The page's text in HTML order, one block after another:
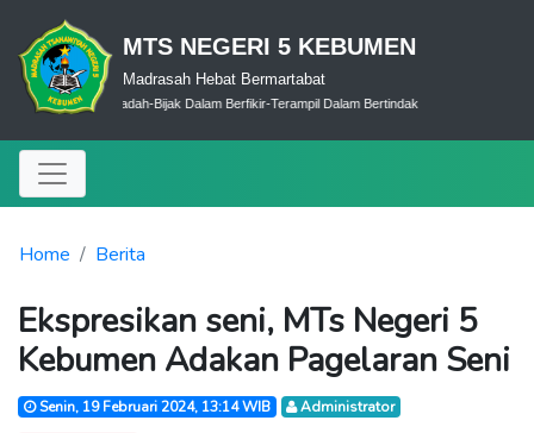
MTS NEGERI 5 KEBUMEN
Madrasah Hebat Bermartabat
Cerdas Dalam Ibadah-Bijak Dalam Berfikir-Terampil Dalam Bertindak
Home Berita
Ekspresikan seni, MTs Negeri 5
Kebumen Adakan Pagelaran Seni
Senin, 19 Februari 2024, 13:14 WIB
Administrator